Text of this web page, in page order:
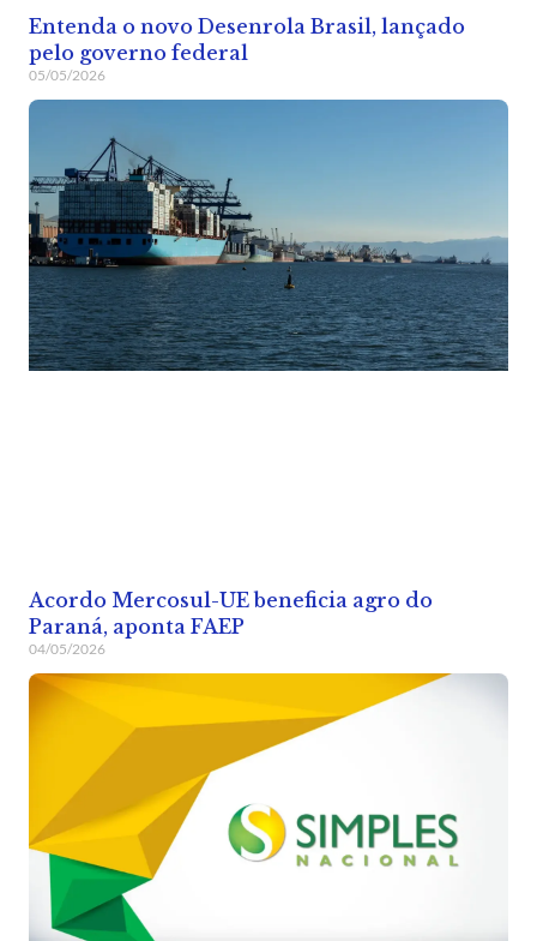
Entenda o novo Desenrola Brasil, lançado
pelo governo federal
05/05/2026
Acordo Mercosul-UE beneficia agro do
Paraná, aponta FAEP
04/05/2026